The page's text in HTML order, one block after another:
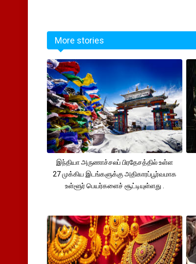
More stories
இந்தியா அருணாச்சலப் பிரதேசத்தில் உள்ள
27 முக்கிய இடங்களுக்கு அதிகாரப்பூர்வமாக
உள்ளூர் பெயர்களைச் சூட்டியுள்ளது .